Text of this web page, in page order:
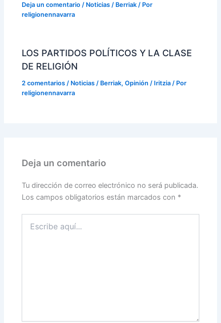
Deja un comentario / Noticias / Berriak / Por
religionennavarra
LOS PARTIDOS POLÍTICOS Y LA CLASE
DE RELIGIÓN
2 comentarios / Noticias / Berriak,Opinión / Iritzia / Por
religionennavarra
Deja un comentario
Tu dirección de correo electrónico no será publicada.
Los campos obligatorios están marcados con *
aquí...